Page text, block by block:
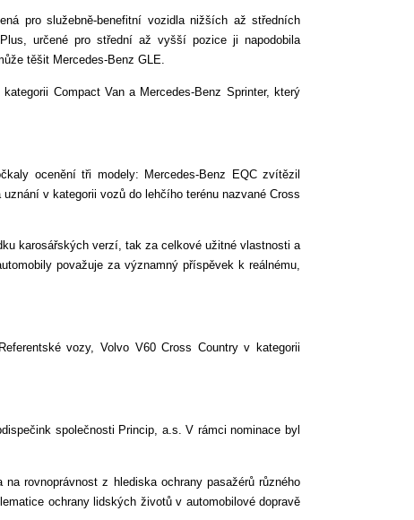
pro služebně-benefitní vozidla nižších až středních
určené pro střední až vyšší pozice ji napodobila
těšit Mercedes-Benz GLE.
Compact Van a Mercedes-Benz Sprinter, který
ocenění tři modely: Mercedes-Benz EQC zvítězil
v kategorii vozů do lehčího terénu nazvané Cross
karosářských verzí, tak za celkové užitné vlastnosti a
považuje za významný příspěvek k reálnému,
vozy, Volvo V60 Cross Country v kategorii
společnosti Princip, a.s. V rámci nominace byl
rovnoprávnost z hlediska ochrany pasažérů různého
ochrany lidských životů v automobilové dopravě